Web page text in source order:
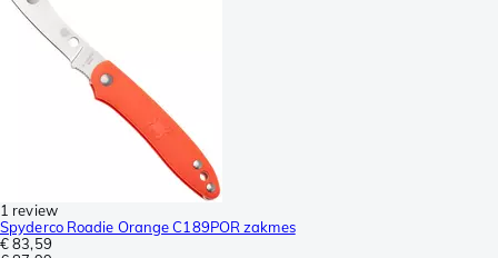
1 review
Spyderco Roadie Orange C189POR zakmes
€ 83,59